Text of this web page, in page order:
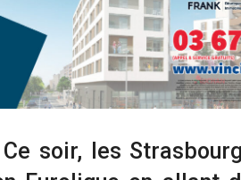
soir, les